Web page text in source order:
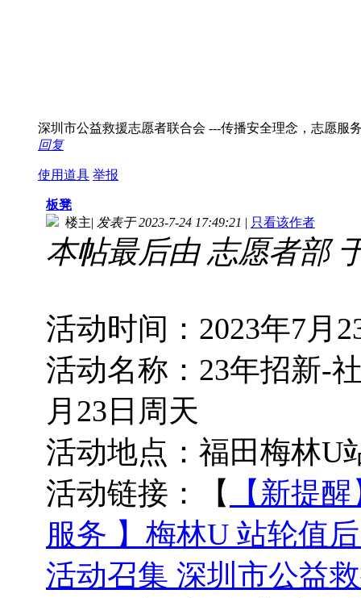
深圳市公益救援志愿者联合会 ---传播安全理念，志愿服
回复
使用道具 举报
板凳
楼主| 发表于 2023-7-24 17:49:21 | 只看该作者
本帖最后由 志愿者部
活动时间：2023年7月
活动名称：23年招新-
月23日周天
活动地点：福田梅林U
活动链接：【
【新提
服务 】梅林U 站轮值
活动召集 深圳市公益